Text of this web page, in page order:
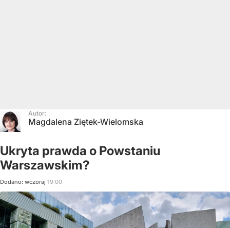
Autor:
Magdalena Ziętek-Wielomska
Ukryta prawda o Powstaniu
Warszawskim?
Dodano: wczoraj 19:00